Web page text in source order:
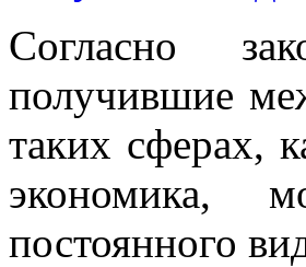
Согласно
получившие
таких сферах,
экономика,
постоянного